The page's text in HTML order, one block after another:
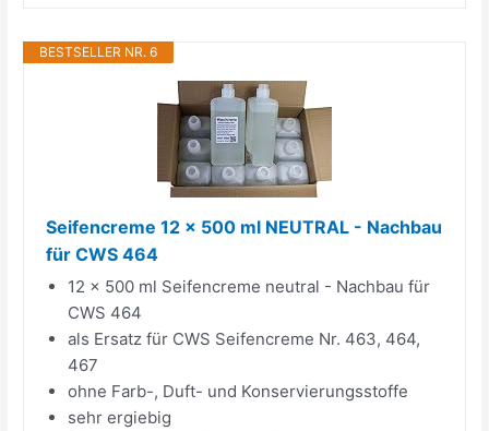
BESTSELLER NR. 6
Seifencreme 12 x 500 ml NEUTRAL - Nachbau
für CWS 464
12 x 500 ml Seifencreme neutral - Nachbau für
CWS 464
als Ersatz für CWS Seifencreme Nr. 463, 464,
467
ohne Farb-, Duft- und Konservierungsstoffe
sehr ergiebig